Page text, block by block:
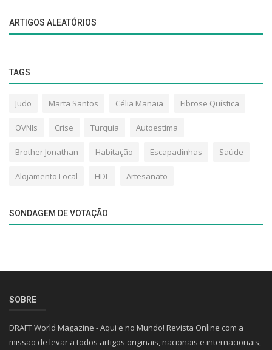
ARTIGOS ALEATÓRIOS
TAGS
Judo Marta Santos Célia Manaia Fibrose Quística
OVNIs Crise Turquia Autoestima
Brother Jonathan Habitação Escapadinhas Saúde
Alojamento Local HDL Artesanato
SONDAGEM DE VOTAÇÃO
SOBRE
DRAFT World Magazine - Aqui e no Mundo! Revista Online com a
missão de levar a todos artigos originais, nacionais e internacionais,